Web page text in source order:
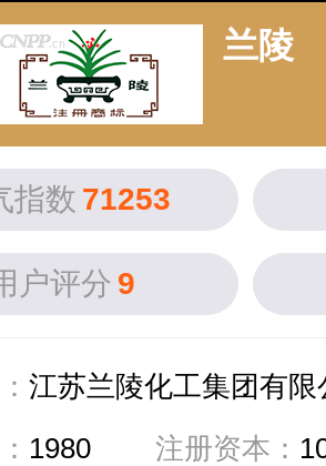
兰陵
指数 71253
户评分 9
江苏兰陵化工集团有限
1980 注册资本：